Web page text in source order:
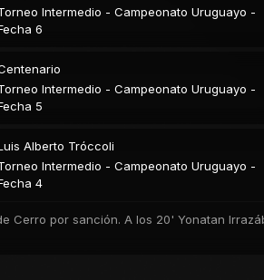
Intermedio - Campeonato Uruguayo -
6
Intermedio - Campeonato Uruguayo -
5
Alberto Tróccoli
Intermedio - Campeonato Uruguayo -
4
Cerro por sanción. A los 20' Yonatan